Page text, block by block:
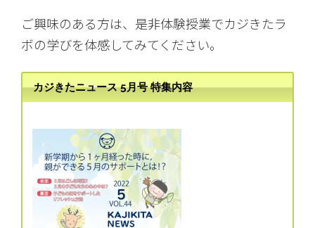
ご興味のある方は、是非体験授業でカジきたラ
ボの学びを体感してみてください。
カジきたニュース 5月号 特集内容